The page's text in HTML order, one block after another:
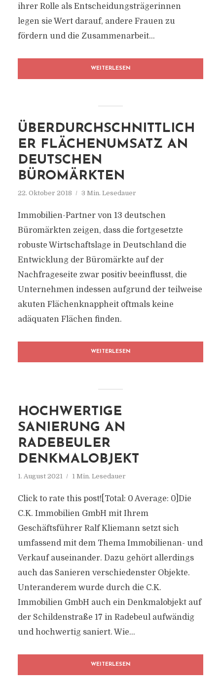
ihrer Rolle als Entscheidungsträgerinnen
legen sie Wert darauf, andere Frauen zu
fördern und die Zusammenarbeit...
WEITERLESEN
ÜBERDURCHSCHNITTLICH
ER FLÄCHENUMSATZ AN
DEUTSCHEN
BÜROMÄRKTEN
22. Oktober 2018 3 Min. Lesedauer
Immobilien-Partner von 13 deutschen
Büromärkten zeigen, dass die fortgesetzte
robuste Wirtschaftslage in Deutschland die
Entwicklung der Büromärkte auf der
Nachfrageseite zwar positiv beeinflusst, die
Unternehmen indessen aufgrund der teilweise
akuten Flächenknappheit oftmals keine
adäquaten Flächen finden.
WEITERLESEN
HOCHWERTIGE
SANIERUNG AN
RADEBEULER
DENKMALOBJEKT
1. August 2021 1 Min. Lesedauer
Click to rate this post![Total: 0 Average: 0]Die
C.K. Immobilien GmbH mit Ihrem
Geschäftsführer Ralf Kliemann setzt sich
umfassend mit dem Thema Immobilienan- und
Verkauf auseinander. Dazu gehört allerdings
auch das Sanieren verschiedenster Objekte.
Unteranderem wurde durch die C.K.
Immobilien GmbH auch ein Denkmalobjekt auf
der Schildenstraße 17 in Radebeul aufwändig
und hochwertig saniert. Wie...
WEITERLESEN